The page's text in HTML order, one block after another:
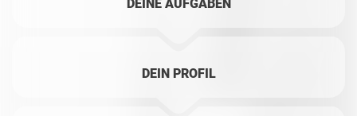
DEINE AUFGABEN
DEIN PROFIL